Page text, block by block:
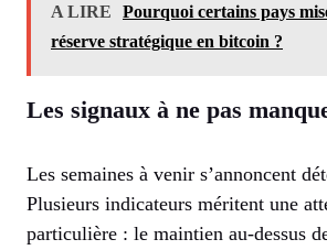
A LIRE
Pourquoi certains pays
réserve stratégique en bitcoin ?
Les signaux à ne pas
Les semaines à venir s’annoncent
Plusieurs indicateurs méritent une
particulière : le maintien au-dessus